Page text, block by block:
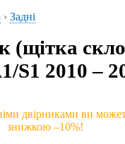
› Задні
(щітка
S1 2010 –
двірниками ви
знижкою –10%!